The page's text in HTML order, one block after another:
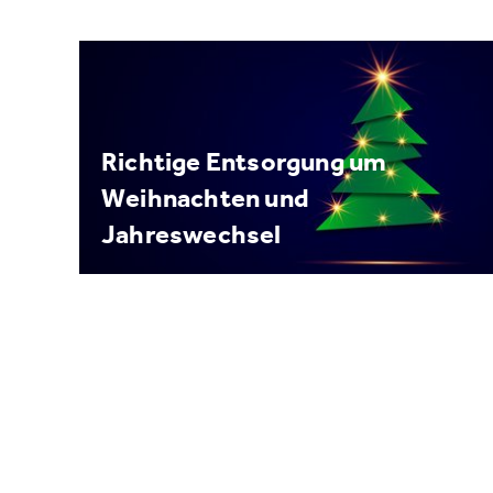
Richtige Entsorgung um
Weihnachten und
Jahreswechsel